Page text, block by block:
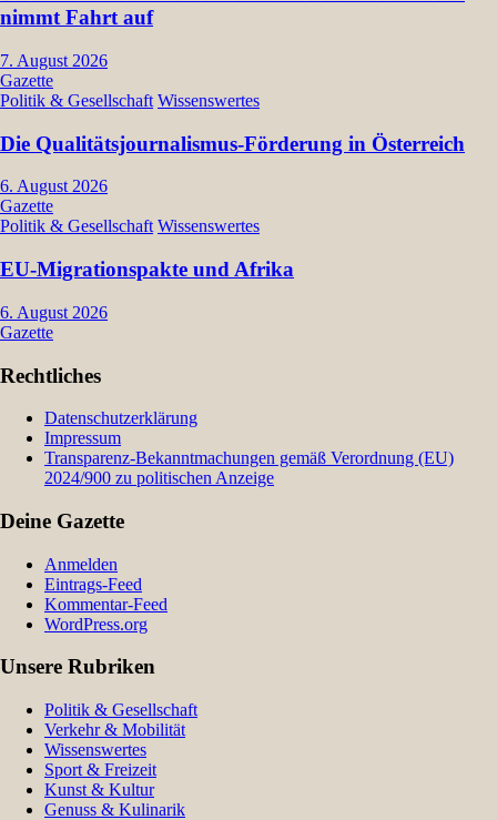
nimmt Fahrt auf
7. August 2026
Gazette
Politik & Gesellschaft Wissenswertes
Die Qualitätsjournalismus-Förderung in Österreich
6. August 2026
Gazette
Politik & Gesellschaft Wissenswertes
EU-Migrationspakte und Afrika
6. August 2026
Gazette
Rechtliches
Datenschutzerklärung
Impressum
Transparenz-Bekanntmachungen gemäß Verordnung (EU)
2024/900 zu politischen Anzeige
Deine Gazette
Anmelden
Eintrags-Feed
Kommentar-Feed
WordPress.org
Unsere Rubriken
Politik & Gesellschaft
Verkehr & Mobilität
Wissenswertes
Sport & Freizeit
Kunst & Kultur
Genuss & Kulinarik